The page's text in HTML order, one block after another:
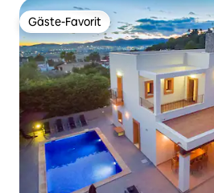
Gäste-Favorit
Gäste-Favorit